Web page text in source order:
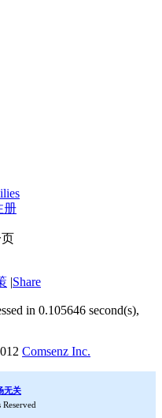
册
|Share
in 0.105646 second(s),
Comsenz Inc.
无关